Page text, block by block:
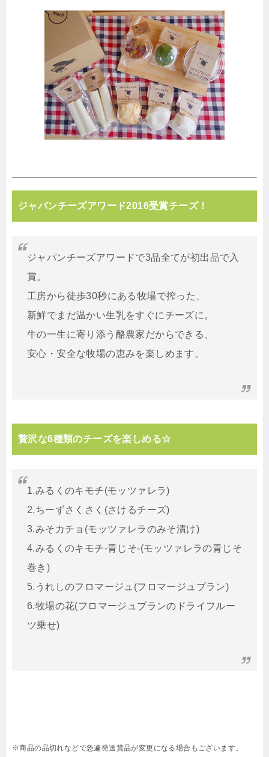
ジャパンチーズアワード2016受賞チーズ！
ジャパンチーズアワードで3品全てが初出品で入
賞。
工房から徒歩30秒にある牧場で搾った、
新鮮でまだ温かい生乳をすぐにチーズに。
牛の一生に寄り添う酪農家だからできる、
安心・安全な牧場の恵みを楽しめます。
贅沢な6種類のチーズを楽しめる☆
1.みるくのキモチ(モッツァレラ)
2.ちーずさくさく(さけるチーズ)
3.みそカチョ(モッツァレラのみそ漬け)
4.みるくのキモチ‐青じそ‐(モッツァレラの青じそ
巻き)
5.うれしのフロマージュ(フロマージュブラン)
6.牧場の花(フロマージュブランのドライフルー
ツ乗せ)
※商品の品切れなどで急遽発送賞品が変更になる場合もございます。